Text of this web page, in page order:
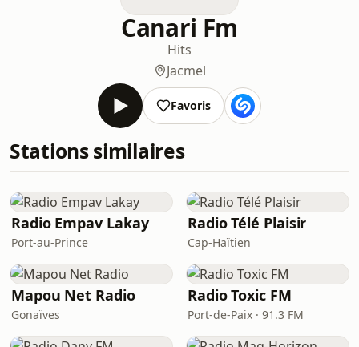
Canari Fm
Hits
Jacmel
Favoris
Stations similaires
Radio Empav Lakay
Port-au-Prince
Radio Télé Plaisir
Cap-Haïtien
Mapou Net Radio
Gonaïves
Radio Toxic FM
Port-de-Paix · 91.3 FM